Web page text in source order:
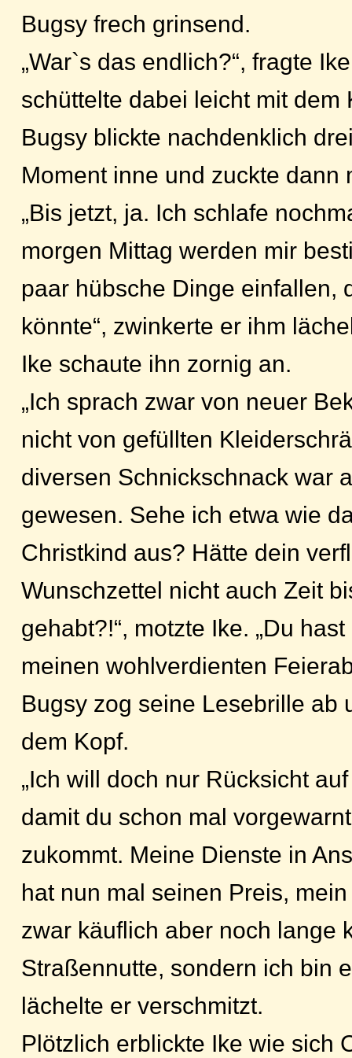
Bugsy frech grinsend.
„War`s das endlich?“, fragte
schüttelte dabei leicht mit dem
Bugsy blickte nachdenklich
Moment inne und zuckte dann
„Bis jetzt, ja. Ich schlafe
morgen Mittag werden mir
paar hübsche Dinge einfallen,
könnte“, zwinkerte er ihm
Ike schaute ihn zornig an.
„Ich sprach zwar von neuer
nicht von gefüllten
diversen Schnickschnack war
gewesen. Sehe ich etwa wie
Christkind aus? Hätte dein
Wunschzettel nicht auch Zeit
gehabt?!“, motzte Ike. „Du
meinen wohlverdienten
Bugsy zog seine Lesebrille ab
dem Kopf.
„Ich will doch nur Rücksicht
damit du schon mal
zukommt. Meine Dienste in
hat nun mal seinen Preis,
zwar käuflich aber noch lange
Straßennutte, sondern ich bin
lächelte er verschmitzt.
Plötzlich erblickte Ike wie sich